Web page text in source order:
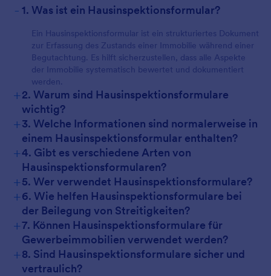
- 1. Was ist ein Hausinspektionsformular?
Ein Hausinspektionsformular ist ein strukturiertes Dokument
zur Erfassung des Zustands einer Immobilie während einer
Begutachtung. Es hilft sicherzustellen, dass alle Aspekte
der Immobilie systematisch bewertet und dokumentiert
werden.
+2. Warum sind Hausinspektionsformulare
wichtig?
+3. Welche Informationen sind normalerweise in
einem Hausinspektionsformular enthalten?
+4. Gibt es verschiedene Arten von
Hausinspektionsformularen?
+5. Wer verwendet Hausinspektionsformulare?
+6. Wie helfen Hausinspektionsformulare bei
der Beilegung von Streitigkeiten?
+7. Können Hausinspektionsformulare für
Gewerbeimmobilien verwendet werden?
+8. Sind Hausinspektionsformulare sicher und
vertraulich?